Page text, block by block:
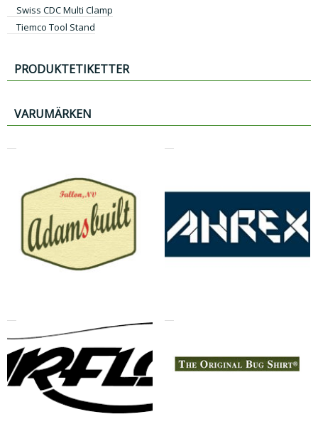
Swiss CDC Multi Clamp
Tiemco Tool Stand
PRODUKTETIKETTER
VARUMÄRKEN